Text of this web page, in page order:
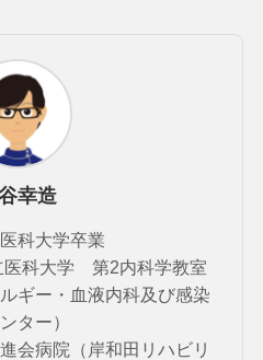
幸造
科大学卒業
科大学 第2内科学教室
ギー・血液内科及び感染
ター）
会病院（岸和田リハビリ